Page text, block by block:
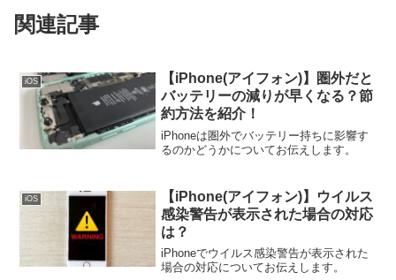
関連記事
iOS
【iPhone(アイフォン)】圏外だと
バッテリーの減りが早くなる？節
約方法を紹介！
iPhoneは圏外でバッテリー持ちに影響す
るのかどうかについてお伝えします。
iOS
【iPhone(アイフォン)】ウイルス
感染警告が表示された場合の対応
は？
iPhoneでウイルス感染警告が表示された
場合の対応についてお伝えします。